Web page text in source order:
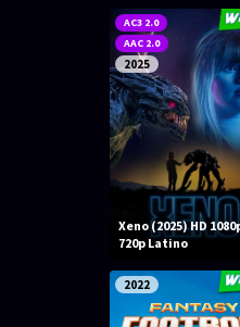
AC3 2.0
AAC 2.0
2025
Xeno (2025) HD
720p Latino
2022